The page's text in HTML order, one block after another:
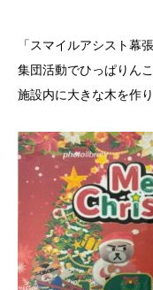
「スマイルアシスト幕
集団活動でひっぱりん
施設内に大きな木を作